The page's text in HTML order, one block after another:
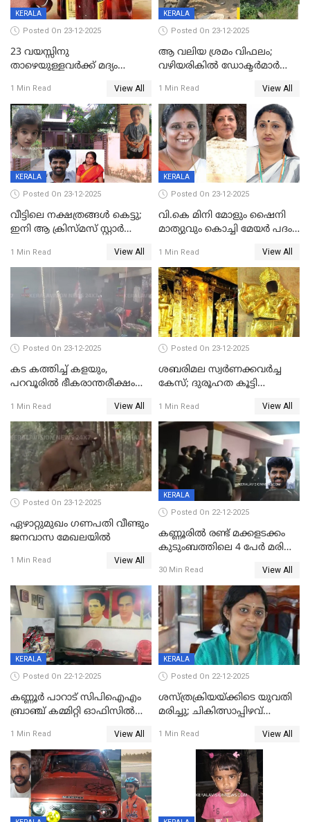
KERALA
Posted On 23-12-2025
23 വയസ്സിനു
താഴെയുള്ളവർക്ക് മദ്യം
നടപടി;സ്ഥാപനങ്ങൾക്കെതിരെ
രണ്ട് കേസുകൾ
1 Min Read View All
KERALA
Posted On 23-12-2025
ആ വലിയ ശ്രമം വിഫലം;
വഴിയരികില്‍ ‌ഡോക്ടര്‍മാര്‍
മരണത്തിന് കീഴടങ്ങി
1 Min Read View All
KERALA
Posted On 23-12-2025
വീട്ടിലെ നക്ഷത്രങ്ങൾ കെട്ടു;
ഇനി ആ ക്രിസ്മസ് സ്റ്റാർ
വേണ്ടിയുള്ള
പിടിവലിക്കിടയിൽ
അപ്പൂപ്പനെതിരെ പോക്സോ
കേസ് ഒടുവിൽ 4 ജീവനുകൾ
പൊലിഞ്ഞു
1 Min Read View All
KERALA
Posted On 23-12-2025
വി.കെ മിനി മോളും ഷൈനി
മാത്യുവും കൊച്ചി മേയർ പദം
മേയറാകില്ല
1 Min Read View All
Posted On 23-12-2025
കട കത്തിച്ച് കളയും,
പറവൂരില്‍ ഭീകരാന്തരീക്ഷം
1 Min Read View All
Posted On 23-12-2025
ശബരിമല സ്വര്‍ണക്കവര്‍ച്ച
കേസ്; ദുരൂഹത കൂട്ടി
1 Min Read View All
Posted On 23-12-2025
ഏഴാറ്റുമുഖം ഗണപതി വീണ്ടും
ജനവാസ മേഖലയിൽ
1 Min Read View All
KERALA
Posted On 22-12-2025
കണ്ണൂരിൽ രണ്ട് മക്കളടക്കം
കുടുംബത്തിലെ 4 പേർ മരിച്ച
30 Min Read View All
KERALA
Posted On 22-12-2025
കണ്ണൂർ പാറാട് സിപിഐഎം
ബ്രാഞ്ച് കമ്മിറ്റി ഓഫിസിൽ
ചിത്രങ്ങളടക്കം കത്തിയ
നിലയിൽ
1 Min Read View All
KERALA
Posted On 22-12-2025
ശസ്ത്രക്രിയയ്‌ക്കിടെ യുവതി
മരിച്ചു; ചികിത്സാപ്പിഴവ്
സംഭവം മാവേലിക്കരയിൽ
1 Min Read View All